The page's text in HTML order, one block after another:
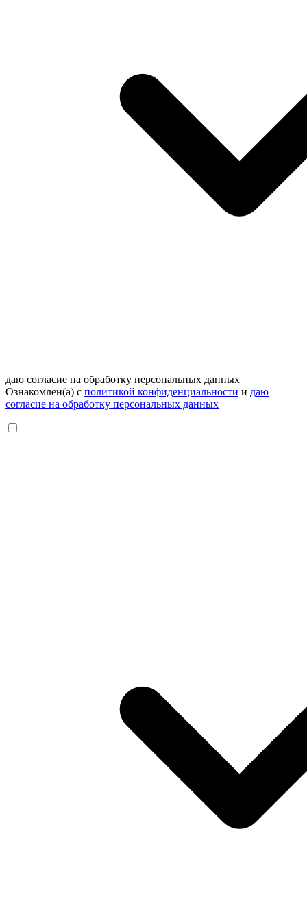
даю согласие на обработку персональных данных
Ознакомлен(а) с политикой конфиденциальности и даю
согласие на обработку персональных данных